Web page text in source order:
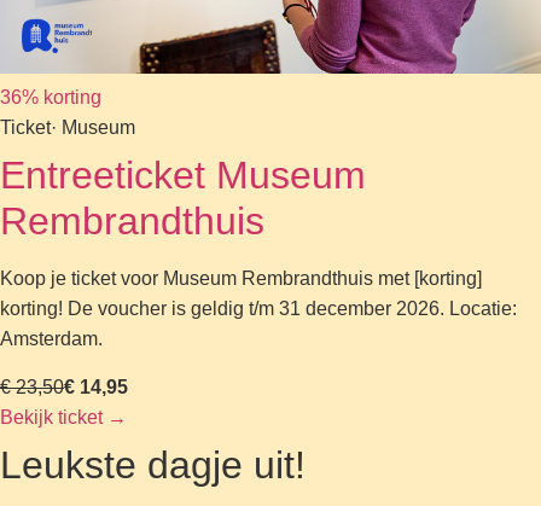
36% korting
Ticket· Museum
Entreeticket Museum
Rembrandthuis
Koop je ticket voor Museum Rembrandthuis met [korting]
korting! De voucher is geldig t/m 31 december 2026. Locatie:
Amsterdam.
€ 23,50€ 14,95
Bekijk ticket →
Leukste dagje uit!